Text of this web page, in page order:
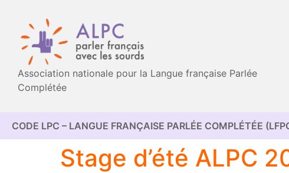
Association nationale pour la Langue française Parlée
Complétée
CODE LPC – LANGUE FRANÇAISE PARLÉE COMPLÉTÉE
Stage d’été ALPC